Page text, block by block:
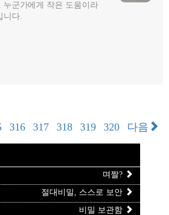
누군가에게 작은 도움이라
니다.
316 317 318 319 320 다음
며짤?
절대비밀, 스스로 보안
비밀 보관함